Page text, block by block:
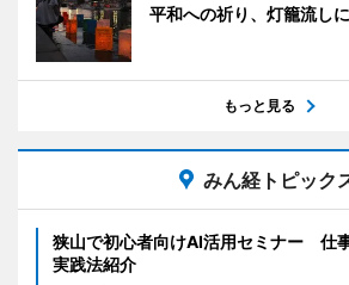
平和への祈り、灯籠流しに
もっと見る
みん経トピック
狭山で初心者向けAI活用セミナー 仕
実践法紹介